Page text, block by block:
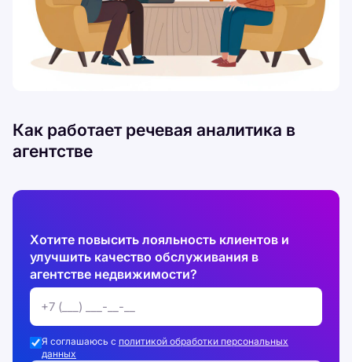
Как работает речевая аналитика в
агентстве
Хотите повысить лояльность клиентов и
улучшить качество обслуживания в
агентстве недвижимости?
Я соглашаюсь с политикой обработки персональных
данных